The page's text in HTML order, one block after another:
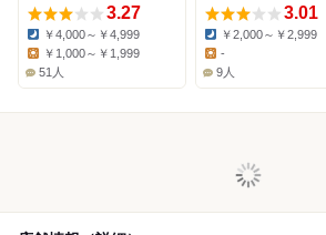
3.27
Dinner:
￥4,000～￥4,999
Lunch:
￥1,000～￥1,999
51人
3.01
Dinner:
￥2,000～￥2,999
Lunch:
-
9人